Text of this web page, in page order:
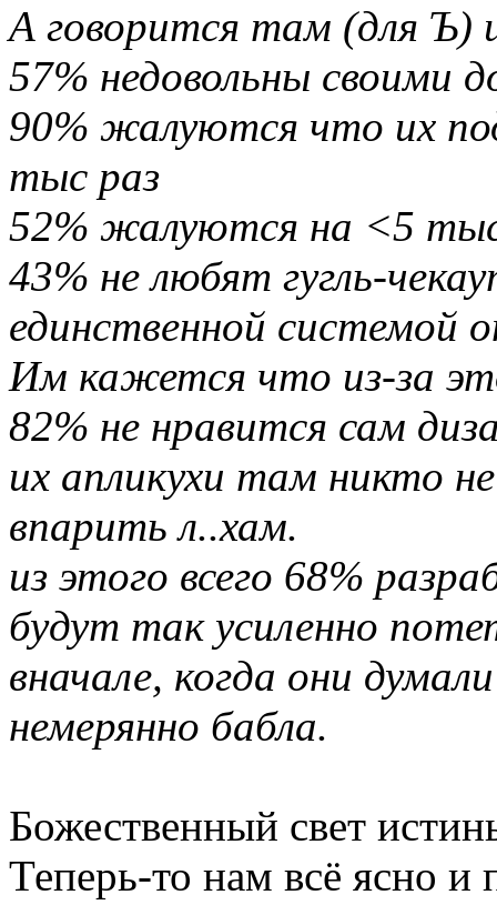
А говорится там (для Ъ)
57% недовольны своими
90% жалуются что их
тыс раз
52% жалуются на <5
43% не любят гугль-
единственной системой
Им кажется что из-за
82% не нравится сам
их апликухи там никто
впарить л..хам.
из этого всего 68%
будут так усиленно
вначале, когда они
немерянно бабла.
Божественный свет
Теперь-то нам всё ясно и